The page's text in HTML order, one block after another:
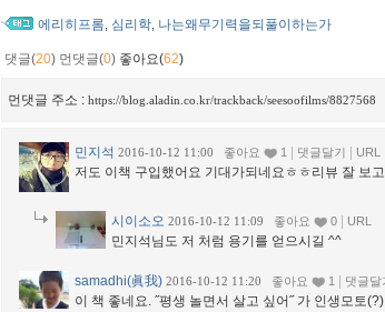
에리히프롬, 심리학, 나는왜무기력을되풀이하는가
댓글(20) 먼댓글(0) 좋아요(62)
먼댓글 주소 : https://blog.aladin.co.kr/trackback/seesoofilms/8827568
민지석 2016-10-12 11:00 좋아요 1 댓글달기 URL
저도 이책 구입했어요 기대가되네요ㅎㅎ리뷰 잘 보
시이소오 2016-10-12 11:09 좋아요 0 URL
민지석님도 저 처럼 용기를 얻으시길 ^^
samadhi(眞我) 2016-10-12 11:20 좋아요 1 댓글달
이 책 좋네요. ˝평생 놀면서 살고 싶어˝ 가 인생모토